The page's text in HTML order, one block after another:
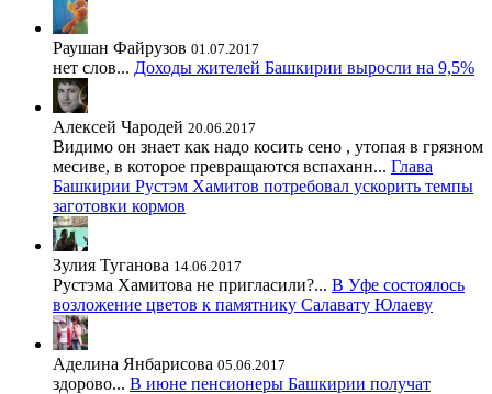
Раушан Файрузов 01.07.2017
нет слов... Доходы жителей Башкирии выросли на 9,5%
Алексей Чародей 20.06.2017
Видимо он знает как надо косить сено , утопая в грязном
месиве, в которое превращаются вспаханн... Глава
Башкирии Рустэм Хамитов потребовал ускорить темпы
заготовки кормов
Зулия Туганова 14.06.2017
Рустэма Хамитова не пригласили?... В Уфе состоялось
возложение цветов к памятнику Салавату Юлаеву
Аделина Янбарисова 05.06.2017
здорово... В июне пенсионеры Башкирии получат